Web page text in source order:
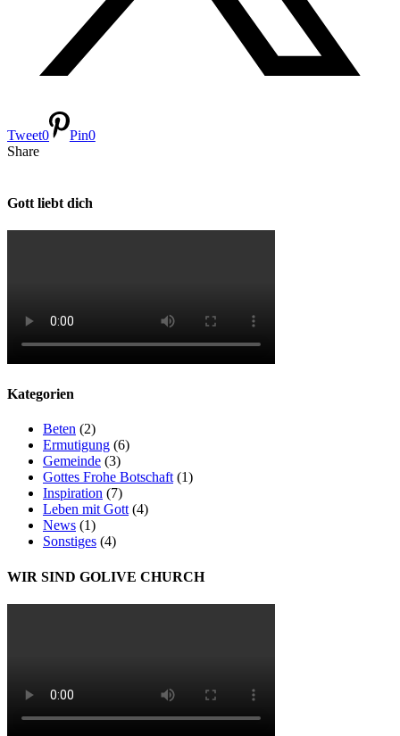
Tweet0 Pin0
Share
Gott liebt dich
Kategorien
Beten (2)
Ermutigung (6)
Gemeinde (3)
Gottes Frohe Botschaft (1)
Inspiration (7)
Leben mit Gott (4)
News (1)
Sonstiges (4)
WIR SIND GOLIVE CHURCH